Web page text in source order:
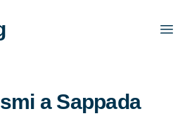
a Sappada